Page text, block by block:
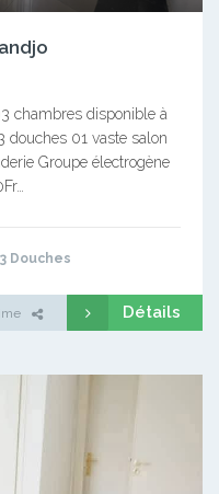
chambres disponible à
01 vaste salon
Groupe électrogène
3 Douches
Détails